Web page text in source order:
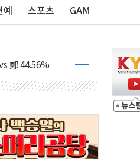
예 스포츠 GAM
'
鄭 44.56%
송영길 11.63%